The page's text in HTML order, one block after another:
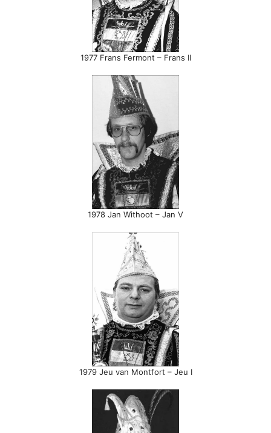
1977 Frans Fermont – Frans II
1978 Jan Withoot – Jan V
1979 Jeu van Montfort – Jeu I